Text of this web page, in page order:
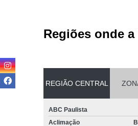
Regiões onde a
REGIÃO CENTRAL
ABC Paulista
Aclimação